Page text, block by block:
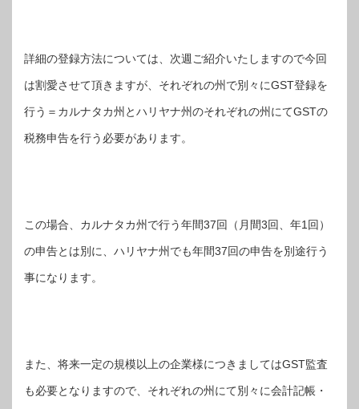
詳細の登録方法については、次週ご紹介いたしますので今回
は割愛させて頂きますが、それぞれの州で別々にGST登録を
行う＝カルナタカ州とハリヤナ州のそれぞれの州にてGSTの
税務申告を行う必要があります。
この場合、カルナタカ州で行う年間37回（月間3回、年1回）
の申告とは別に、ハリヤナ州でも年間37回の申告を別途行う
事になります。
また、将来一定の規模以上の企業様につきましてはGST監査
も必要となりますので、それぞれの州にて別々に会計記帳・